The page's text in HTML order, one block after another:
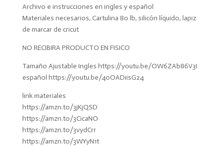
Archivo e instrucciones en ingles y español
Materiales necesarios, Cartulina 80 lb, silicón líquido, lapiz
de marcar de cricut
NO RECIBIRA PRODUCTO EN FISICO
Tamaño Ajustable Ingles https://youtu.be/OW6ZAb86V3I
español https://youtu.be/40OADiisG24
link materiales
https://amzn.to/3jKjQSD
https://amzn.to/3CicaNO
https://amzn.to/3vydCrr
https://amzn.to/3WYyN1t